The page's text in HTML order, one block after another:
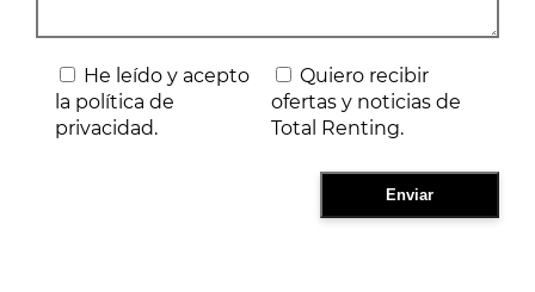
He leído y acepto
la política de
privacidad.
Quiero recibir
ofertas y noticias de
Total Renting.